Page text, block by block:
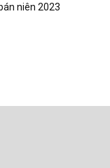
niên 2023